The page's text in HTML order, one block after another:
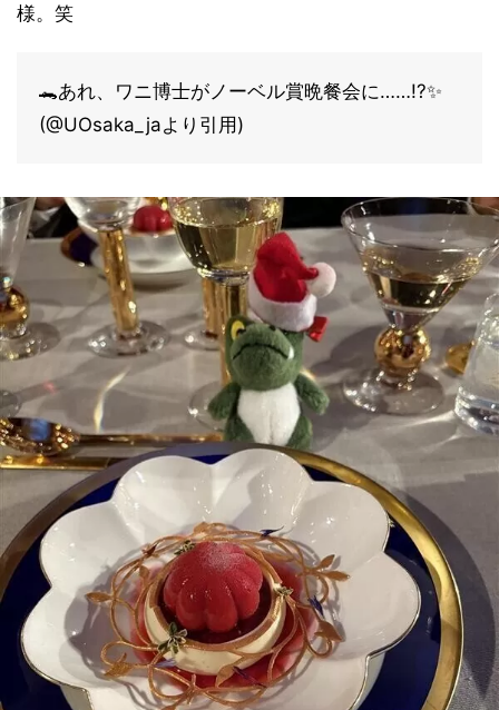
様。笑
🐊あれ、ワニ博士がノーベル賞晩餐会に……!?✨
(@UOsaka_jaより引用)